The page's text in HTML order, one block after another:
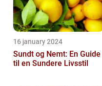
16 january 2024
Sundt og Nemt: En Guide
til en Sundere Livsstil